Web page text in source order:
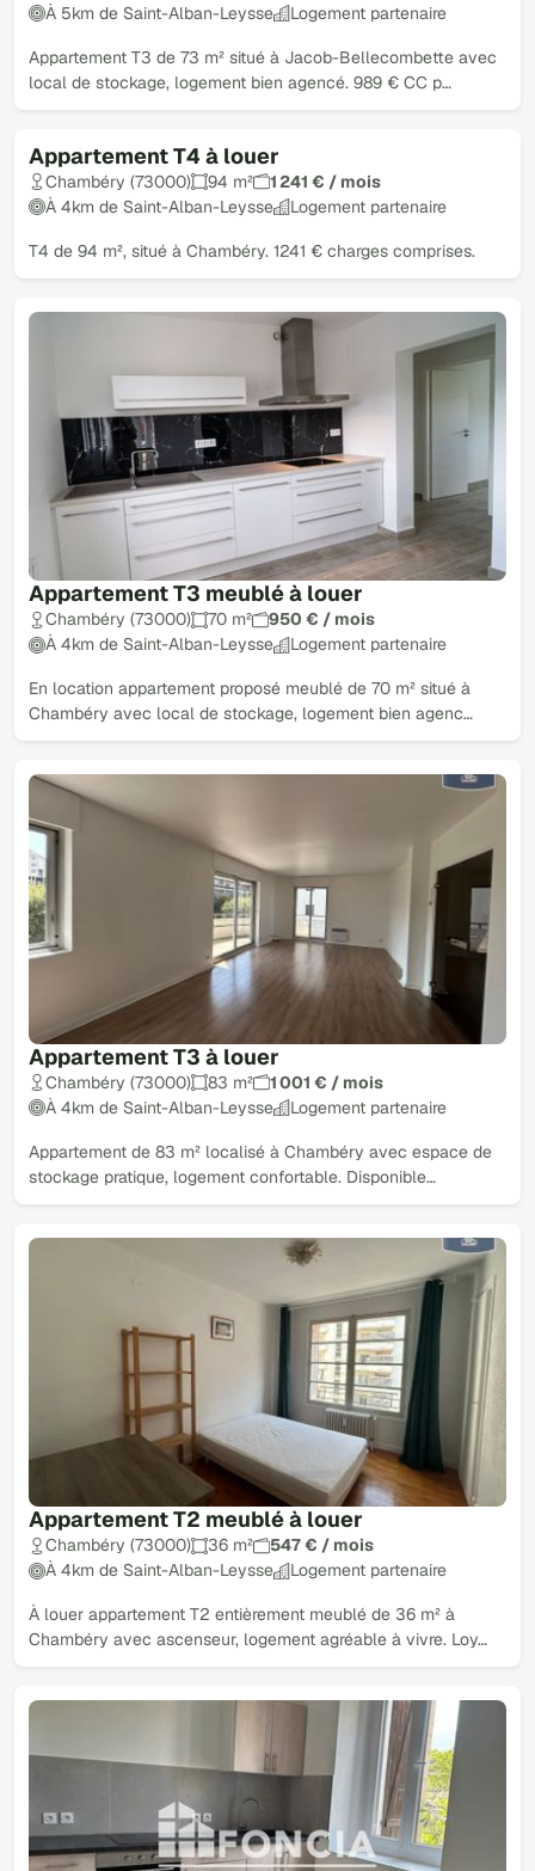
À 5km de Saint-Alban-Leysse
Logement partenaire
Appartement T3 de 73 m² situé à Jacob-Bellecombette avec
local de stockage, logement bien agencé. 989 € CC p…
Appartement T4 à louer
Chambéry (73000) 94 m²
1 241 € / mois
À 4km de Saint-Alban-Leysse
Logement partenaire
T4 de 94 m², situé à Chambéry. 1241 € charges comprises.
Appartement T3 meublé à louer
Chambéry (73000) 70 m²
950 € / mois
À 4km de Saint-Alban-Leysse
Logement partenaire
En location appartement proposé meublé de 70 m² situé à
Chambéry avec local de stockage, logement bien agenc…
Appartement T3 à louer
Chambéry (73000) 83 m²
1 001 € / mois
À 4km de Saint-Alban-Leysse
Logement partenaire
Appartement de 83 m² localisé à Chambéry avec espace de
stockage pratique, logement confortable. Disponible…
Appartement T2 meublé à louer
Chambéry (73000) 36 m²
547 € / mois
À 4km de Saint-Alban-Leysse
Logement partenaire
À louer appartement T2 entièrement meublé de 36 m² à
Chambéry avec ascenseur, logement agréable à vivre. Loy…